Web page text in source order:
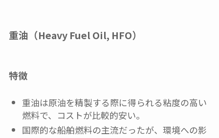
重油（Heavy Fuel Oil, HFO）
特徴
重油は原油を精製する際に得られる粘度の高い
燃料で、コストが比較的安い。
国際的な船舶燃料の主流だったが、環境への影